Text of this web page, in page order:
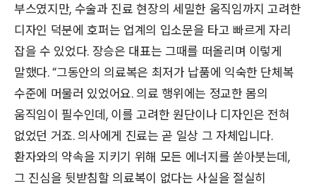
부스였지만, 수술과 진료 현장의 세밀한 움직임까지 고려한
디자인 덕분에 호퍼는 업계의 입소문을 타고 빠르게 자리
잡을 수 있었다. 장승은 대표는 그때를 떠올리며 이렇게
말했다. “그동안의 의료복은 최저가 납품에 익숙한 단체복
수준에 머물러 있었어요. 의료 행위에는 정교한 몸의
움직임이 필수인데, 이를 고려한 원단이나 디자인은 전혀
없었던 거죠. 의사에게 진료는 곧 일상 그 자체입니다.
환자와의 약속을 지키기 위해 모든 에너지를 쏟아붓는데,
그 진심을 뒷받침할 의료복이 없다는 사실을 절실히